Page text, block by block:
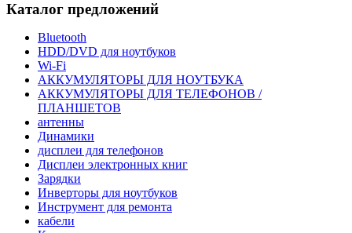
Каталог предложений
Bluetooth
HDD/DVD для ноутбуков
Wi-Fi
АККУМУЛЯТОРЫ ДЛЯ НОУТБУКА
АККУМУЛЯТОРЫ ДЛЯ ТЕЛЕФОНОВ /
ПЛАНШЕТОВ
антенны
Динамики
дисплеи для телефонов
Дисплеи электронных книг
Зарядки
Инверторы для ноутбуков
Инструмент для ремонта
кабели